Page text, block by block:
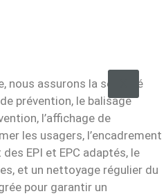
nous assurons la sécurité
prévention, le balisage
l’affichage de
les usagers, l’encadrement
EPI et EPC adaptés, le
et un nettoyage régulier du
pour garantir un